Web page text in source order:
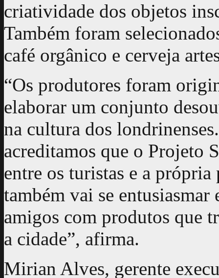
criatividade dos objetos
Também foram
café orgânico e cerveja
“Os produtores foram
elaborar um conjunto
na cultura dos
acreditamos que o Projeto
entre os turistas e a
também vai se entusiasmar
amigos com produtos que
a cidade”, afirma.
Mirian Alves, gerente